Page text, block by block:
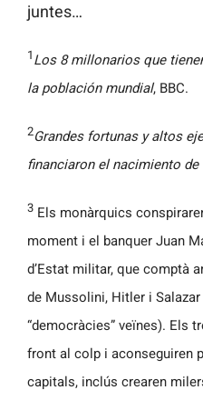
juntes…
1 Los 8 millonarios que
la población mundial, BBC.
2Grandes fortunas y altos
financiaron el nacimiento de
3 Els monàrquics
moment i el banquer Juan
d’Estat militar, que comptà
de Mussolini, Hitler i Salazar
“democràcies” veïnes). Els
front al colp i aconseguiren
capitals, inclús crearen